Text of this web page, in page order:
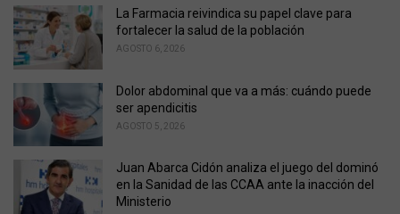
La Farmacia reivindica su papel clave para
fortalecer la salud de la población
AGOSTO 6, 2026
Dolor abdominal que va a más: cuándo puede
ser apendicitis
AGOSTO 5, 2026
Juan Abarca Cidón analiza el juego del dominó
en la Sanidad de las CCAA ante la inacción del
Ministerio